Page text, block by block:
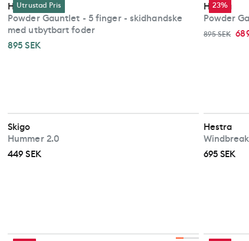
Utrustad Pris
Hestra
Powder Gauntlet - 5 finger - skidhandske
med utbytbart foder
895 SEK
23%
Hestra
Powder
895 SEK
Skigo
Hummer 2.0
449 SEK
Hestra
695 SEK